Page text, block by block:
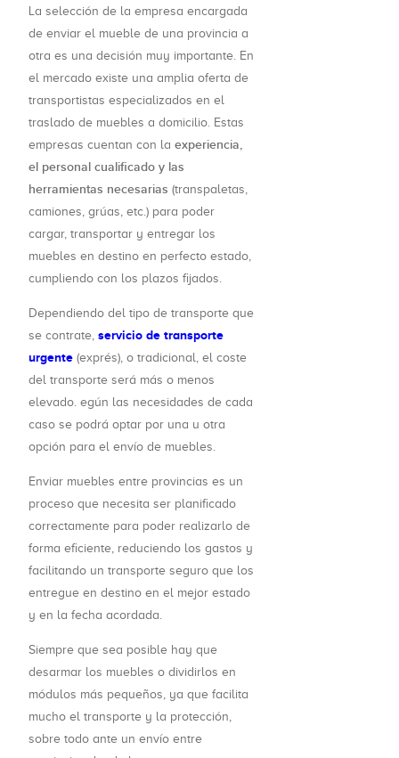
La selección de la empresa encargada
de enviar el mueble de una provincia a
otra es una decisión muy importante. En
el mercado existe una amplia oferta de
transportistas especializados en el
traslado de muebles a domicilio. Estas
empresas cuentan con la experiencia,
el personal cualificado y las
herramientas necesarias (transpaletas,
camiones, grúas, etc.) para poder
cargar, transportar y entregar los
muebles en destino en perfecto estado,
cumpliendo con los plazos fijados.
Dependiendo del tipo de transporte que
se contrate, servicio de transporte
urgente (exprés), o tradicional, el coste
del transporte será más o menos
elevado. egún las necesidades de cada
caso se podrá optar por una u otra
opción para el envío de muebles.
Enviar muebles entre provincias es un
proceso que necesita ser planificado
correctamente para poder realizarlo de
forma eficiente, reduciendo los gastos y
facilitando un transporte seguro que los
entregue en destino en el mejor estado
y en la fecha acordada.
Siempre que sea posible hay que
desarmar los muebles o dividirlos en
módulos más pequeños, ya que facilita
mucho el transporte y la protección,
sobre todo ante un envío entre